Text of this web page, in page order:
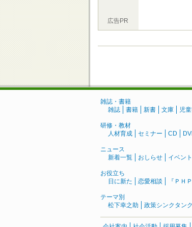
広告PR
雑誌・書籍
雑誌
書籍 新書 文庫 児
研修・教材
人材育成
セミナー CD
ニュース
新着一覧
おしらせ イベント
お役立ち
日に新た
恋愛相談 『ＰＨ
テーマ別
松下幸之助
政策シンクタン